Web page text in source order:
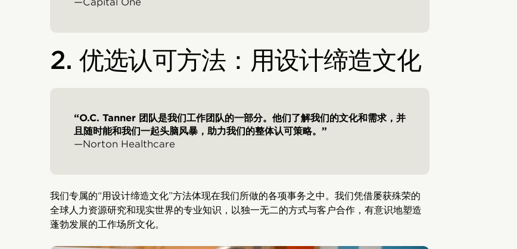
2. 优选认可方法：用设计缔造文化
“O.C. Tanner 团队是我们工作团队的一部分。他们了解我们的文化和需求，并
且随时能和我们一起头脑风暴，助力我们的整体认可策略。”
—Norton Healthcare
我们专属的“用设计缔造文化”方法体现在我们所做的各项事务之中。我们凭借屡获殊荣的
全球人力资源研究和现实世界的专业知识，以独一无二的方式与客户合作，有意识地塑造
蓬勃发展的工作场所文化。